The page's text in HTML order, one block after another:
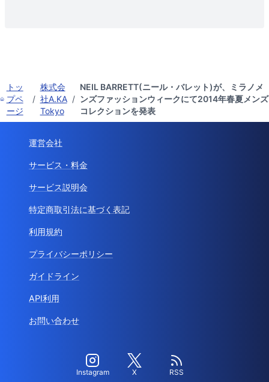
トッ
プペ
ージ
/
株式会
社A.KA
Tokyo
/
NEIL BARRETT(ニール・バレット)が、ミラノメ
ンズファッションウィークにて2014年春夏メンズ
コレクションを発表
運営会社
サービス・料金
サービス説明会
特定商取引法に基づく表記
利用規約
プライバシーポリシー
ガイドライン
API利用
お問い合わせ
Instagram X RSS